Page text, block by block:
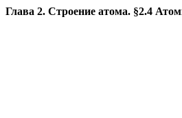
Глава 2. Строение атома. §2.4